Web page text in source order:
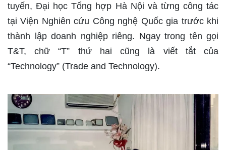
tuyến, Đại học Tổng hợp Hà Nội và từng công tác
tại Viện Nghiên cứu Công nghệ Quốc gia trước khi
thành lập doanh nghiệp riêng. Ngay trong tên gọi
T&T, chữ “T” thứ hai cũng là viết tắt của
“Technology” (Trade and Technology).